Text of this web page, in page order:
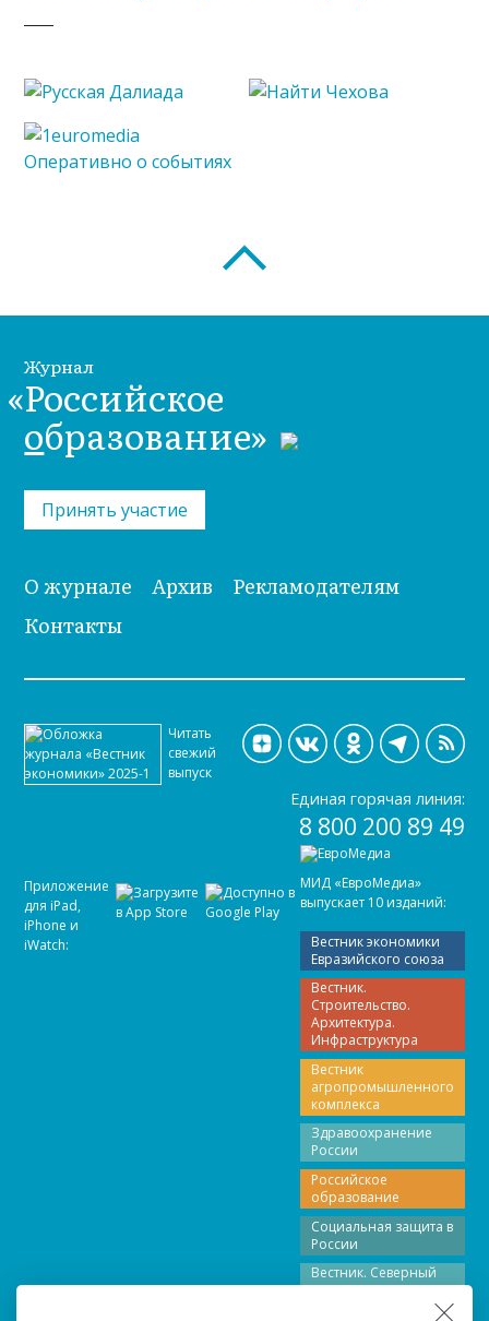
Журнал
«Российское
образование»
Принять участие
О журнале Архив
Рекламодателям
Контакты
МИД «ЕвроМедиа»
выпускает 10 изданий:
Вестник экономики
Евразийского союза
Вестник.
Строительство.
Архитектура.
Инфраструктура
Вестник
агропромышленного
комплекса
Здравоохранение
России
Российское
образование
Социальная защита в
России
Вестник. Северный
Кавказ
Читать
свежий
выпуск
Приложение
для iPad,
iPhone и
iWatch:
Единая горячая линия:
8 800 200 89 49